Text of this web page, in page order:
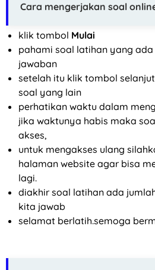
Cara mengerjakan soal
klik tombol Mulai
pahami soal latihan yang
jawaban
setelah itu klik tombol
soal yang lain
perhatikan waktu dalam
jika waktunya habis maka
akses,
untuk mengakses ulang
halaman website agar bisa
lagi.
diakhir soal latihan ada
kita jawab
selamat berlatih.semoga